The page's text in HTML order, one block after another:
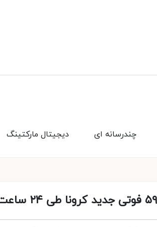
دیجیتال مارکتینگ چندرسانه ای